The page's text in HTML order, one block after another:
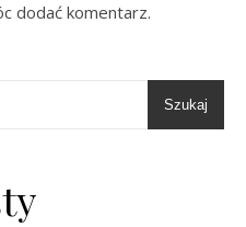
dodać komentarz.
Szukaj